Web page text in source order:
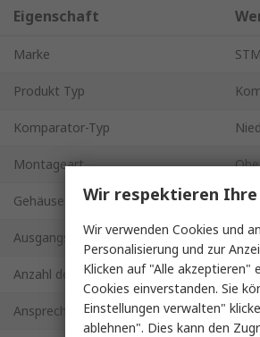
Eigenschaft
Marke
Produkt Typ
Komparator-Typ
Montageart
Gehäusegröße SO-8
Ausgangstyp
Anzahl der Kanäle 2
Ansprechzeit typisch
Wir respektieren
Wir verwenden Cookies und
Personalisierung und zur
Klicken auf "Alle akzeptieren"
Cookies einverstanden. Sie
Einstellungen verwalten"
ablehnen". Dies kann den